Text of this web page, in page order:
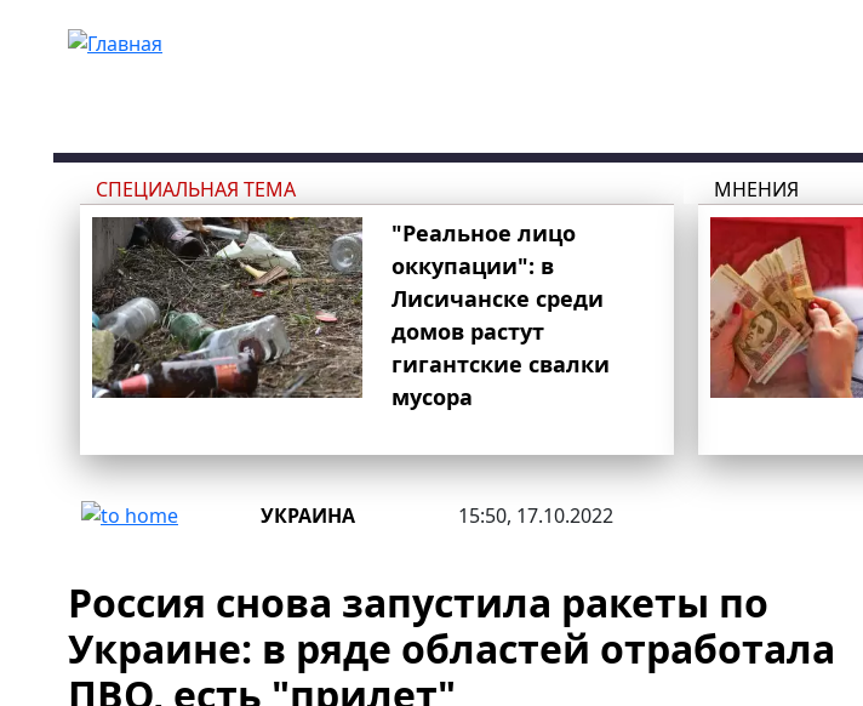
СПЕЦИАЛЬНАЯ ТЕМА
"Реальное лицо
оккупации": в
Лисичанске среди
домов растут
гигантские свалки
мусора
МНЕНИЯ
УКРАИНА 15:50, 17.10.2022
Россия снова запустила ракеты по
Украине: в ряде областей отработала
ПВО, есть "прилет"